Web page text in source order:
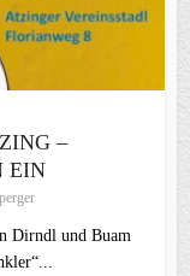
–
EIN
Dirndl und Buam